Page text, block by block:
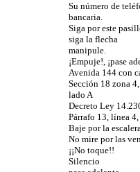
Su número de
bancaria.
Siga por este
siga la flecha
manipule.
¡Empuje!, ¡pase
Avenida 144 con
Sección 18 zona
lado A
Decreto Ley
Párrafo 13, línea
Baje por la
No mire por las
¡¡No toque!!
Silencio